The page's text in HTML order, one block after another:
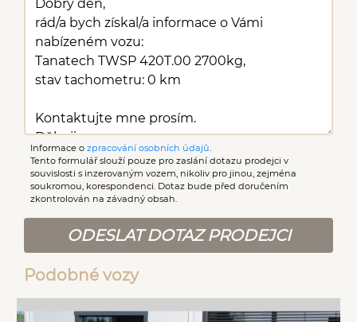
Informace o zpracování osobních údajů
Tento formulář slouží pouze pro zaslání dotazu prodejci v
souvislosti s inzerovaným vozem, nikoliv pro jinou, zejména
soukromou, korespondenci. Dotaz bude před doručením
zkontrolován na závadný obsah.
ODESLAT DOTAZ PRODEJCI
Podobné vozy